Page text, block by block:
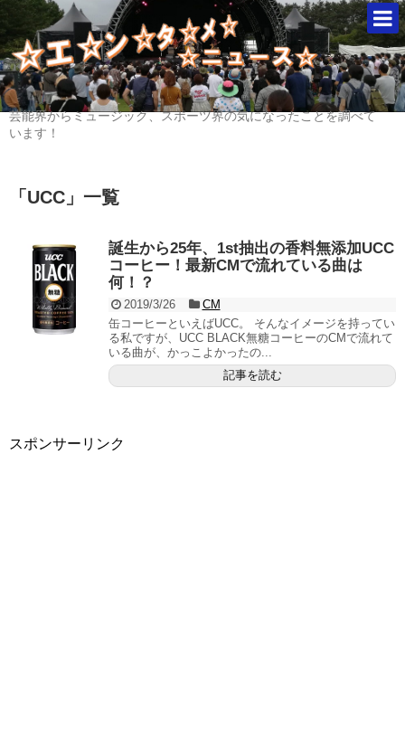
芸能界からミュージック、スポーツ界の気になったことを調べて
います！
「 UCC 」 一覧
誕生から25年、1st抽出の香料無添加UCC
コーヒー！最新CMで流れている曲は
何！？
2019/3/26
CM
缶コーヒーといえばUCC。 そんなイメージを持ってい
る私ですが、UCC BLACK無糖コーヒーのCMで流れて
いる曲が、かっこよかったの...
記事を読む
スポンサーリンク